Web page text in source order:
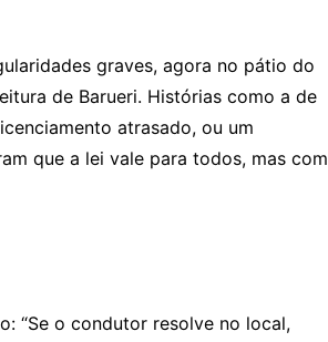
graves, agora no pátio do
de Barueri. Histórias como a de
atrasado, ou um
que a lei vale para todos, mas com
“Se o condutor resolve no local,